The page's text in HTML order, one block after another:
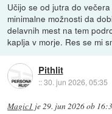
Učijo se od jutra do
minimalne možnosti da
delavnih mest na tem
kaplja v morje. Res se mi
Pithlit
::30. jun 2026, 05:35
Magic1 je29. jun 2026 ob